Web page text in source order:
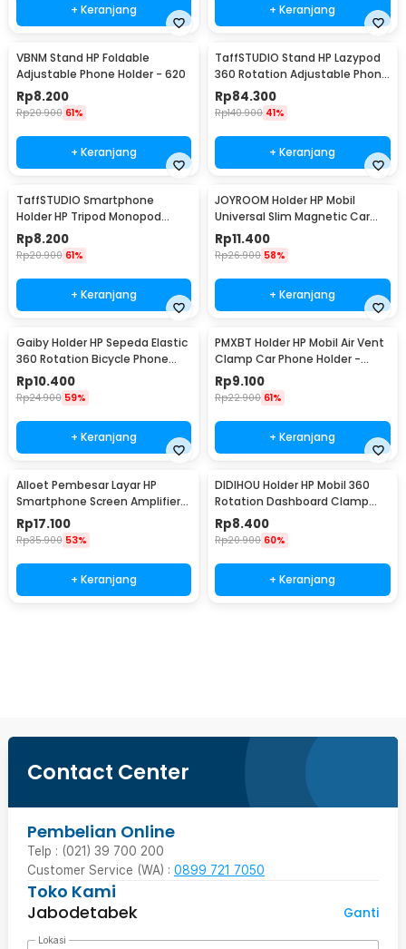
+ Keranjang + Keranjang
VBNM Stand HP Foldable
Adjustable Phone Holder - 620
Rp8.200
Rp20.900 61%
+ Keranjang
TaffSTUDIO Stand HP Lazypod
360 Rotation Adjustable Phone
Holder - GH027
Rp84.300
Rp140.900 41%
+ Keranjang
TaffSTUDIO Smartphone
Holder HP Tripod Monopod
Clamp Mount 1/4 Thread -
F360
Rp8.200
Rp20.900 61%
+ Keranjang
JOYROOM Holder HP Mobil
Universal Slim Magnetic Car
Phone Holder - F6
Rp11.400
Rp26.900 58%
+ Keranjang
Gaiby Holder HP Sepeda Elastic
360 Rotation Bicycle Phone
Holder - B07
Rp10.400
Rp24.900 59%
+ Keranjang
PMXBT Holder HP Mobil Air Vent
Clamp Car Phone Holder -
YC001
Rp9.100
Rp22.900 61%
+ Keranjang
Alloet Pembesar Layar HP
Smartphone Screen Amplifier
10 Inch - SY-11
Rp17.100
Rp35.900 53%
+ Keranjang
DIDIHOU Holder HP Mobil 360
Rotation Dashboard Clamp
Car Phone Holder - YB20-3
Rp8.400
Rp20.900 60%
+ Keranjang
Contact Center
Pembelian Online
Telp : (021) 39 700 200
Customer Service (WA) : 0899 721 7050
Toko Kami
Jabodetabek
Ganti
Lokasi